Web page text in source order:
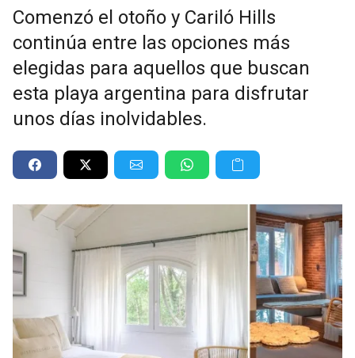
Comenzó el otoño y Cariló Hills
continúa entre las opciones más
elegidas para aquellos que buscan
esta playa argentina para disfrutar
unos días inolvidables.